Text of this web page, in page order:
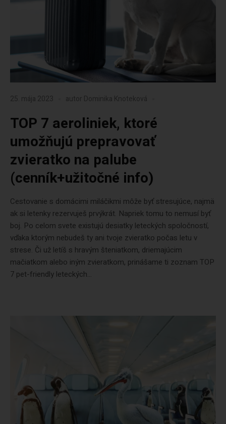
25. mája 2023 autor Dominika Knoteková
TOP 7 aeroliniek, ktoré
umožňujú prepravovať
zvieratko na palube
(cenník+užitočné info)
Cestovanie s domácimi miláčikmi môže byť stresujúce, najmä
ak si letenky rezervuješ prvýkrát. Napriek tomu to nemusí byť
boj. Po celom svete existujú desiatky leteckých spoločností,
vďaka ktorým nebudeš ty ani tvoje zvieratko počas letu v
strese. Či už letíš s hravým šteniatkom, driemajúcim
mačiatkom alebo iným zvieratkom, prinášame ti zoznam TOP
7 pet-friendly leteckých...